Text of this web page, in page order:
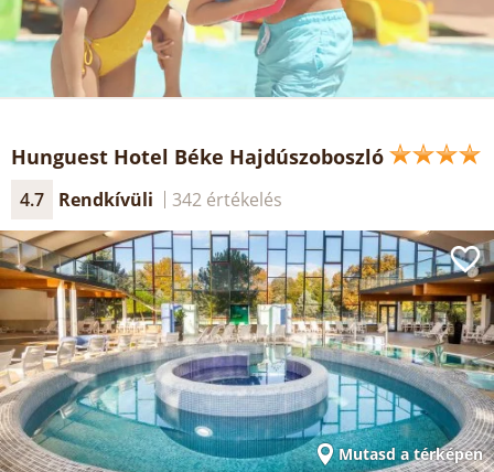
Hunguest Hotel Béke Hajdúszoboszló
4.7 Rendkívüli 342 értékelés
Mutasd a térképen